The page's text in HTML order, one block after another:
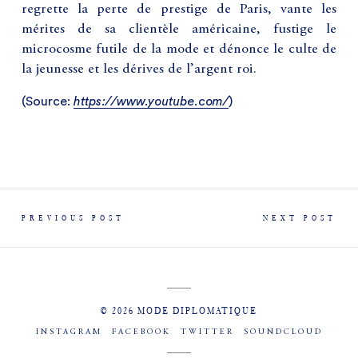
regrette la perte de prestige de Paris, vante les
mérites de sa clientèle américaine, fustige le
microcosme futile de la mode et dénonce le culte de
la jeunesse et les dérives de l’argent roi.
(Source: https://www.youtube.com/)
PREVIOUS POST NEXT POST
© 2026 MODE DIPLOMATIQUE
INSTAGRAM FACEBOOK TWITTER SOUNDCLOUD